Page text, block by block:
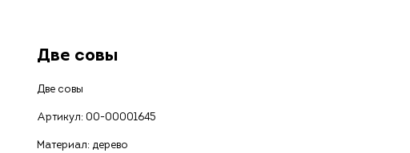
Две совы
Две совы
Артикул: 00-00001645
Материал: дерево